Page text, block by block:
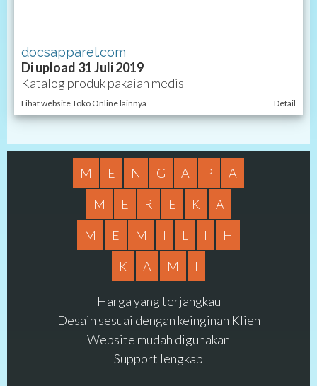
docsapparel.com
Di upload 31 Juli 2019
Katalog produk pakaian medis
Lihat website Toko Online lainnya Detail
M E N G A P
A
M
E R E K
A
M
E M I L I
H
K
A M I
Harga yang terjangkau
Desain sesuai dengan keinginan Klien
Website mudah digunakan
Support lengkap